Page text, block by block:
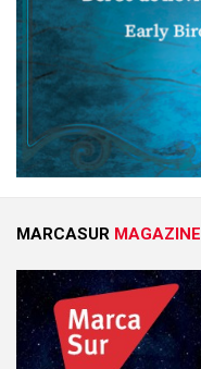
MARCASUR MAGAZINE